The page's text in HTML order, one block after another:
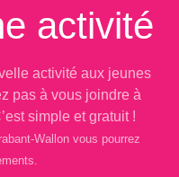
activité
activité aux jeunes
pas à vous joindre à
simple et gratuit !
Wallon vous pourrez